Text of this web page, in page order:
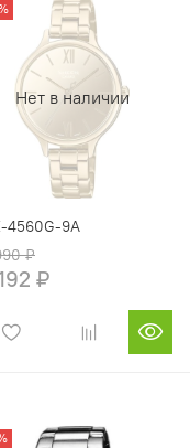
Нет в наличии
4560G-9A
₽
₽